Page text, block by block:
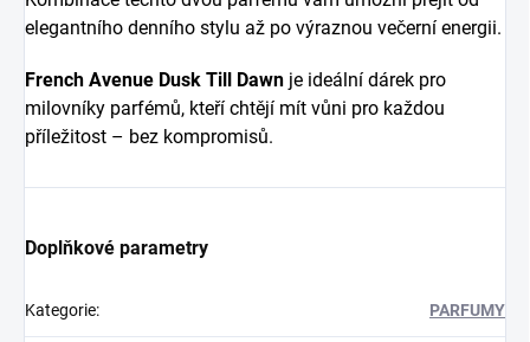
elegantního denního stylu až po výraznou večerní energii.
French Avenue Dusk Till Dawn je ideální dárek pro
milovníky parfémů, kteří chtějí mít vůni pro každou
příležitost – bez kompromisů.
Doplňkové parametry
Kategorie: PARFUMY